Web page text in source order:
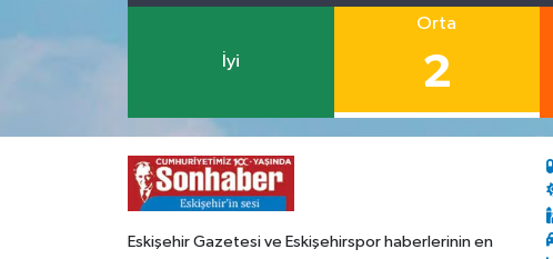
İyi
Orta
2
Eskişehir Gazetesi ve Eskişehirspor haberlerinin en